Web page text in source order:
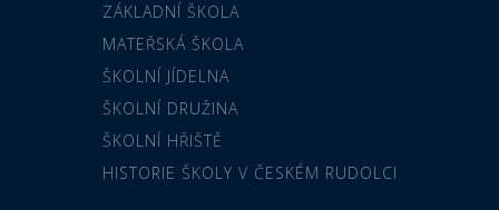
ZÁKLADNÍ ŠKOLA
MATEŘSKÁ ŠKOLA
ŠKOLNÍ JÍDELNA
ŠKOLNÍ DRUŽINA
ŠKOLNÍ HŘIŠTĚ
HISTORIE ŠKOLY V ČESKÉM RUDOLCI